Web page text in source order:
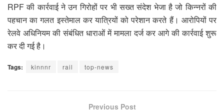
RPF की कार्रवाई ने उन गिरोहों पर भी सख्त संदेश भेजा है जो किन्नरों की
पहचान का गलत इस्तेमाल कर यात्रियों को परेशान करते हैं। आरोपियों पर
रेलवे अधिनियम की संबंधित धाराओं में मामला दर्ज कर आगे की कार्रवाई शुरू
कर दी गई है।
Tags: kinnnr rail top-news
Previous Post